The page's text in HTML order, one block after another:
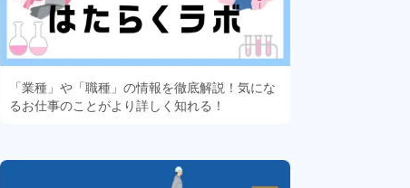
「業種」や「職種」の情報を徹底解説！気にな
るお仕事のことがより詳しく知れる！